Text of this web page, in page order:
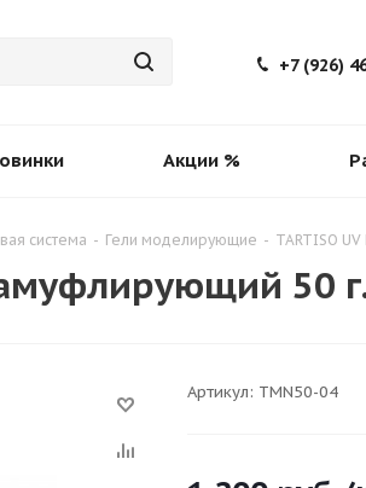
+7 (926)
Акции %
система - Гели моделирующие - TARTISO
50
Артикул: TMN50-04